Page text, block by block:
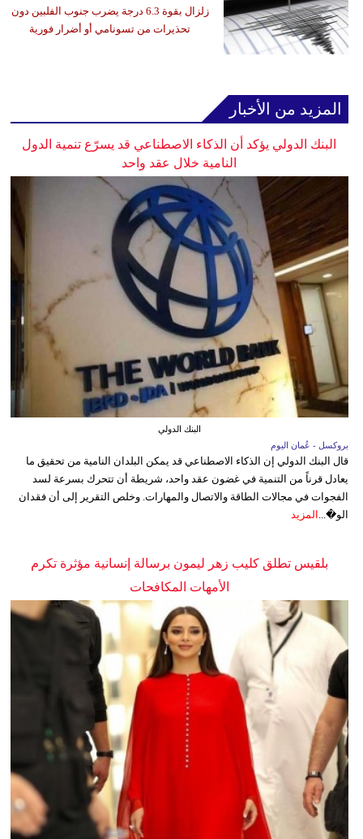
زلزال بقوة 6.3 درجة يضرب جنوب الفلبين دون
تحذيرات من تسونامي أو أضرار فورية
المزيد من الأخبار
البنك الدولي يؤكد أن الذكاء الاصطناعي قد يسرّع تنمية الدول
النامية خلال عقد واحد
البنك الدولي
بروكسل - عُمان اليوم
قال البنك الدولي إن الذكاء الاصطناعي قد يمكن البلدان النامية من تحقيق ما
يعادل قرناً من التنمية في غضون عقد واحد، شريطة أن تتحرك بسرعة لسد
الفجوات في مجالات الطاقة والاتصال والمهارات. وخلص التقرير إلى أن فقدان
الو�... المزيد
بلقيس تطلق كليب زهر ليمون برسالة إنسانية مؤثرة تكرم
الأمهات المكافحات